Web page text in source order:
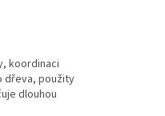
koordinaci
dřeva, použity
dlouhou